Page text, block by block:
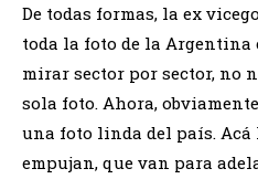
De todas formas, la ex
toda la foto de la Argentina
mirar sector por sector, no
sola foto. Ahora,
una foto linda del país.
empujan, que van para